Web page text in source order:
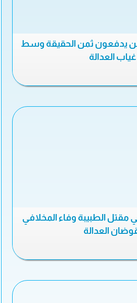
يدفعون ثمن الحقيقة وسط
غياب العدالة
مقتل الطبيبة وفاء المخلافي
العدالة